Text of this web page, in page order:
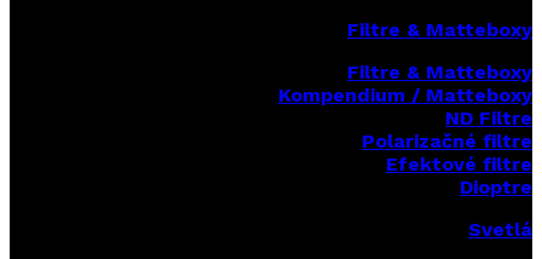
Filtre & Matteboxy
Filtre & Matteboxy
Kompendium / Matteboxy
ND Filtre
Polarizačné filtre
Efektové filtre
Dioptre
Svetlá